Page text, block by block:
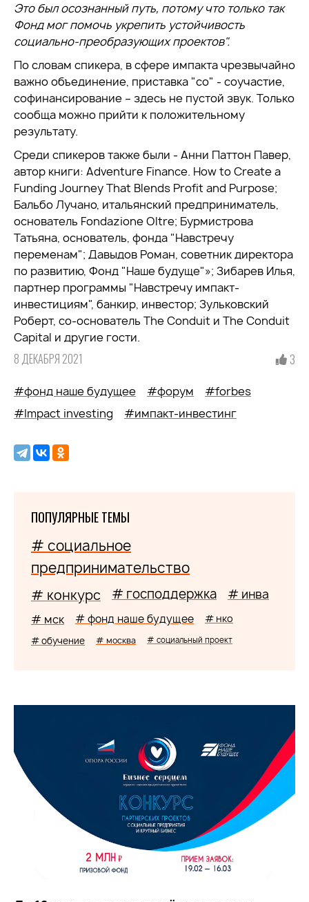
Это был осознанный путь, потому что только так
Фонд мог помочь укрепить устойчивость
социально-преобразующих проектов".
По словам спикера, в сфере импакта чрезвычайно
важно объединение, приставка "со" - соучастие,
софинансирование – здесь не пустой звук. Только
сообща можно прийти к положительному
результату.
Среди спикеров также были - Анни Паттон Павер,
автор книги: Adventure Finance. How to Create a
Funding Journey That Blends Profit and Purpose;
Бальбо Лучано, итальянский предприниматель,
основатель Fondazione Oltre; Бурмистрова
Татьяна, основатель, фонда "Навстречу
переменам"; Давыдов Роман, советник директора
по развитию, Фонд "Наше будуще"»; Зибарев Илья,
партнер программы "Навстречу импакт-
инвестициям", банкир, инвестор; Зульковский
Роберт, со-основатель The Conduit и The Conduit
Capital и другие гости.
8 ДЕКАБРЯ 2021 3
#фонд наше будущее #форум
#forbes
#Impact investing
#импакт-инвестинг
ПОПУЛЯРНЫЕ ТЕМЫ
# социальное
предпринимательство
# конкурс # господдержка # инва
# мск # фонд наше будущее # нко
# обучение # москва # социальный проект